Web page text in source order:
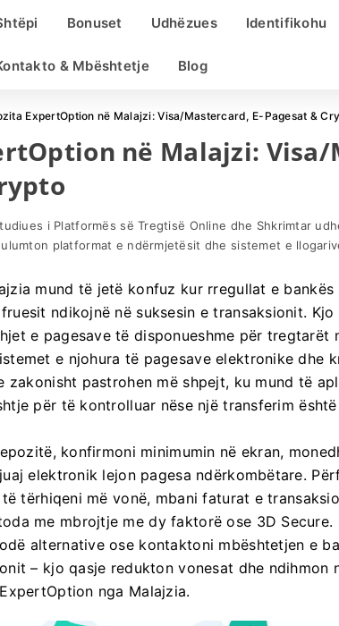
Bonuset Udhëzues Identifikohu
& Mbështetje Blog
ExpertOption në Malajzi: Visa/Mastercard, E-Pagesat &
në Malajzi:
i Platformës së Tregtisë Online dhe Shkrimtar
platformat e ndërmjetësit dhe sistemet e
mund të jetë konfuz kur rregullat e
ndikojnë në suksesin e transaksionit.
e pagesave të disponueshme për tregtarët
e njohura të pagesave elektronike dhe
zakonisht pastrohen më shpejt, ku mund të
për të kontrolluar nëse një transferim
konfirmoni minimumin në ekran,
elektronik lejon pagesa ndërkombëtare.
tërhiqeni më vonë, mbani faturat e
me mbrojtje me dy faktorë ose 3D Secure.
alternative ose kontaktoni mbështetjen e
– kjo qasje redukton vonesat dhe ndihmon
nga Malajzia.